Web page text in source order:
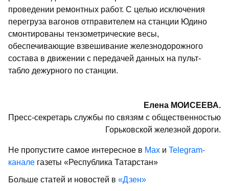
проведении ремонтных работ. С целью исключения
перегруза вагонов отправителем на станции Юдино
смонтированы тензометрические весы,
обеспечивающие взвешивание железнодорожного
состава в движении с передачей данных на пульт-
табло дежурного по станции.
Елена МОИСЕЕВА.
Пресс-секретарь службы по связям с общественностью
Горьковской железной дороги.
Не пропустите самое интересное в Max и Telegram-
канале газеты «Республика Татарстан»
Больше статей и новостей в «Дзен»